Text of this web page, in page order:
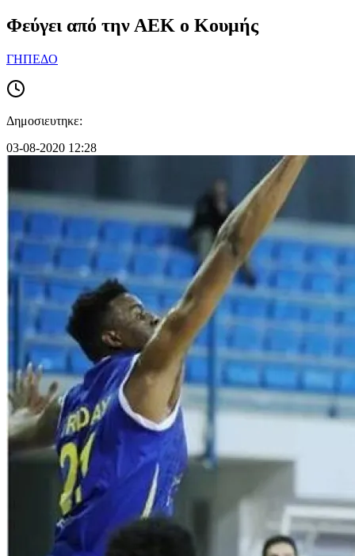
Φεύγει από την ΑΕΚ ο Κουμής
ΓΗΠΕΔΟ
Δημοσιευτηκε:
03-08-2020 12:28